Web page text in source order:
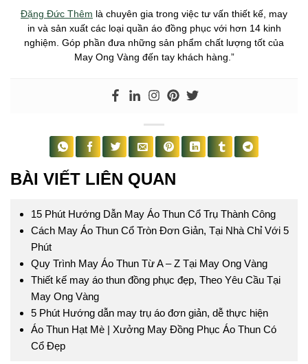
Đặng Đức Thêm là chuyên gia trong việc tư vấn thiết kế, may
in và sản xuất các loại quần áo đồng phục với hơn 14 kinh
nghiệm. Góp phần đưa những sản phẩm chất lượng tốt của
May Ong Vàng đến tay khách hàng.”
BÀI VIẾT LIÊN QUAN
15 Phút Hướng Dẫn May Áo Thun Cổ Trụ Thành Công
Cách May Áo Thun Cổ Tròn Đơn Giản, Tại Nhà Chỉ Với 5
Phút
Quy Trình May Áo Thun Từ A – Z Tại May Ong Vàng
Thiết kế may áo thun đồng phục đẹp, Theo Yêu Cầu Tại
May Ong Vàng
5 Phút Hướng dẫn may trụ áo đơn giản, dễ thực hiện
Áo Thun Hạt Mè | Xưởng May Đồng Phục Áo Thun Có
Cổ Đẹp